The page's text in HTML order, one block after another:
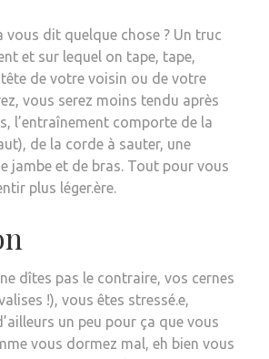
vous dit quelque chose ? Un truc
et sur lequel on tape, tape,
de votre voisin ou de votre
vous serez moins tendu après
l’entraînement comporte de la
de la corde à sauter, une
jambe et de bras. Tout pour vous
plus léger.ère.
dîtes pas le contraire, vos cernes
!), vous êtes stressé.e,
un peu pour ça que vous
vous dormez mal, eh bien vous